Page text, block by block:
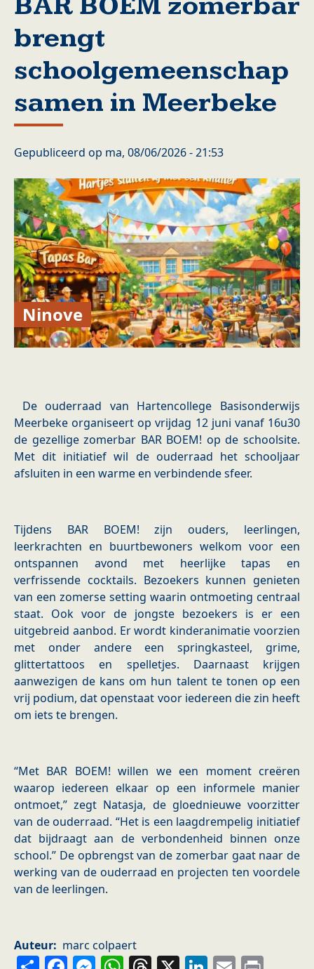
brengt
schoolgemeenschap
samen in Meerbeke
Gepubliceerd op ma, 08/06/2026 - 21:53
Ninove
De ouderraad van Hartencollege Basisonderwijs
Meerbeke organiseert op vrijdag 12 juni vanaf 16u30
de gezellige zomerbar BAR BOEM! op de schoolsite.
Met dit initiatief wil de ouderraad het schooljaar
afsluiten in een warme en verbindende sfeer.
Tijdens BAR BOEM! zijn ouders, leerlingen,
leerkrachten en buurtbewoners welkom voor een
ontspannen avond met heerlijke tapas en
verfrissende cocktails. Bezoekers kunnen genieten
van een zomerse setting waarin ontmoeting centraal
staat. Ook voor de jongste bezoekers is er een
uitgebreid aanbod. Er wordt kinderanimatie voorzien
met onder andere een springkasteel, grime,
glittertattoos en spelletjes. Daarnaast krijgen
aanwezigen de kans om hun talent te tonen op een
vrij podium, dat openstaat voor iedereen die zin heeft
om iets te brengen.
“Met BAR BOEM! willen we een moment creëren
waarop iedereen elkaar op een informele manier
ontmoet,” zegt Natasja, de gloednieuwe voorzitter
van de ouderraad. “Het is een laagdrempelig initiatief
dat bijdraagt aan de verbondenheid binnen onze
school.” De opbrengst van de zomerbar gaat naar de
werking van de ouderraad en projecten ten voordele
van de leerlingen.
Auteur marc colpaert